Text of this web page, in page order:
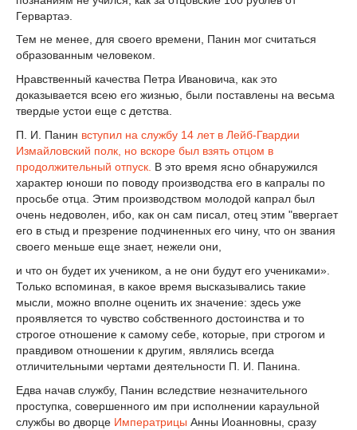
Гервартаэ.
Тем не менее, для своего времени, Панин мог считаться
образованным человеком.
Нравственный качества Петра Ивановича, как это
доказывается всею его жизнью, были поставлены на весьма
твердые устои еще с детства.
П. И. Панин вступил на службу 14 лет в Лейб-Гвардии
Измайловский полк, но вскоре был взять отцом в
продолжительный отпуск. В это время ясно обнаружился
характер юноши по поводу производства его в капралы по
просьбе отца. Этим производством молодой капрал был
очень недоволен, ибо, как он сам писал, отец этим "ввергает
его в стыд и презрение подчиненных его чину, что он звания
своего меньше еще знает, нежели они,
и что он будет их учеником, а не они будут его учениками».
Только вспоминая, в какое время высказывались такие
мысли, можно вполне оценить их значение: здесь уже
проявляется то чувство собственного достоинства и то
строгое отношение к самому себе, которые, при строгом и
правдивом отношении к другим, являлись всегда
отличительными чертами деятельности П. И. Панина.
Едва начав службу, Панин вследствие незначительного
проступка, совершенного им при исполнении караульной
службы во дворце Императрицы Анны Иоанновны, сразу